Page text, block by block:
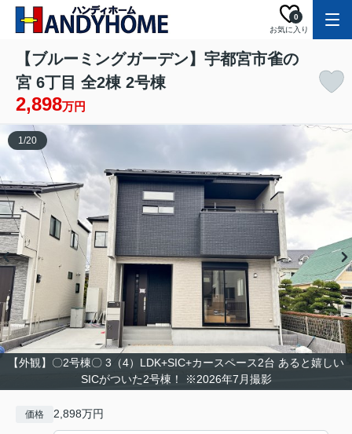
お気に入り
0
【ブルーミングガーデン】宇都宮市雀の
宮 6丁目 全2棟 2号棟
2,898万円
【外観】〇2号棟〇 3（4）LDK+SIC+カースペース2台 あると嬉しい
SICがついた2号棟！ ※2026年7月撮影
1/20
価格 2,898万円